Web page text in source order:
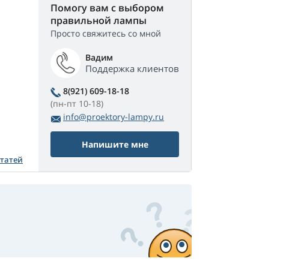
Помогу вам с выбором
правильной лампы
Просто свяжитесь со мной
Вадим
Поддержка клиентов
8(921) 609-18-18
(пн-пт 10-18)
info@proektory-lampy.ru
Напишите мне